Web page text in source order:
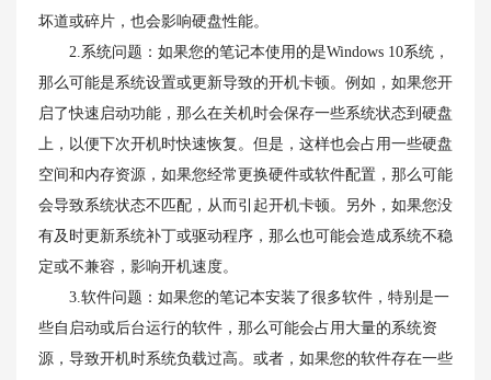
坏道或碎片，也会影响硬盘性能。
2.系统问题：如果您的笔记本使用的是Windows 10系统，
那么可能是系统设置或更新导致的开机卡顿。例如，如果您开
启了快速启动功能，那么在关机时会保存一些系统状态到硬盘
上，以便下次开机时快速恢复。但是，这样也会占用一些硬盘
空间和内存资源，如果您经常更换硬件或软件配置，那么可能
会导致系统状态不匹配，从而引起开机卡顿。另外，如果您没
有及时更新系统补丁或驱动程序，那么也可能会造成系统不稳
定或不兼容，影响开机速度。
3.软件问题：如果您的笔记本安装了很多软件，特别是一
些自启动或后台运行的软件，那么可能会占用大量的系统资
源，导致开机时系统负载过高。或者，如果您的软件存在一些